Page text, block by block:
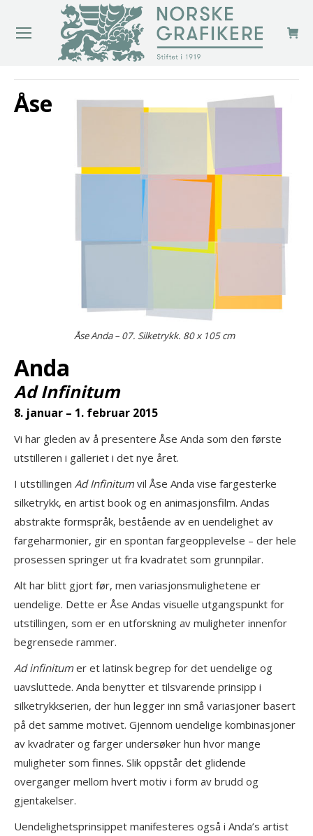
Åse Anda – 07. Silketrykk. 80 x 105 cm
Åse
Anda
Ad Infinitum
8. januar – 1. februar 2015
Vi har gleden av å presentere Åse Anda som den første
utstilleren i galleriet i det nye året.
I utstillingen Ad Infinitum vil Åse Anda vise fargesterke
silketrykk, en artist book og en animasjonsfilm. Andas
abstrakte formspråk, bestående av en uendelighet av
fargeharmonier, gir en spontan fargeopplevelse – der hele
prosessen springer ut fra kvadratet som grunnpilar.
Alt har blitt gjort før, men variasjonsmulighetene er
uendelige. Dette er Åse Andas visuelle utgangspunkt for
utstillingen, som er en utforskning av muligheter innenfor
begrensede rammer.
Ad infinitum er et latinsk begrep for det uendelige og
uavsluttede. Anda benytter et tilsvarende prinsipp i
silketrykkserien, der hun legger inn små variasjoner basert
på det samme motivet. Gjennom uendelige kombinasjoner
av kvadrater og farger undersøker hun hvor mange
muligheter som finnes. Slik oppstår det glidende
overganger mellom hvert motiv i form av brudd og
gjentakelser.
Uendelighetsprinsippet manifesteres også i Anda’s artist